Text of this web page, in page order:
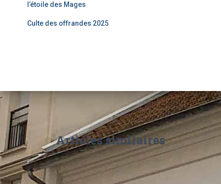
l’étoile des Mages
Culte des offrandes 2025
Articles similaires